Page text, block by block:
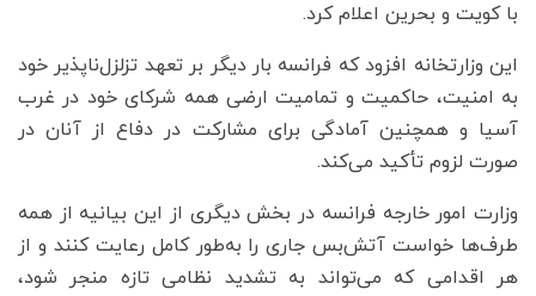
با کویت و بحرین اعلام کرد.
این وزارتخانه افزود که فرانسه بار دیگر بر تعهد تزلزل‌ناپذیر خود
به امنیت، حاکمیت و تمامیت ارضی همه شرکای خود در غرب
آسیا و همچنین آمادگی برای مشارکت در دفاع از آنان در
صورت لزوم تأکید می‌کند.
وزارت امور خارجه فرانسه در بخش دیگری از این بیانیه از همه
طرف‌ها خواست آتش‌بس جاری را به‌طور کامل رعایت کنند و از
هر اقدامی که می‌تواند به تشدید نظامی تازه منجر شود،